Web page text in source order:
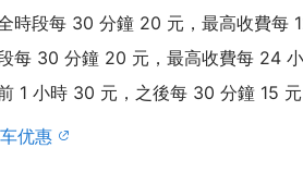
广受顾客喜爱，更获各大媒体
报的专题采访。
阻尼波士顿派
時段每 30 分鐘 20 元，最高收費每
每 30 分鐘 20 元，最高收費每 24
1 小時 30 元，之後每 30 分鐘 15
优惠